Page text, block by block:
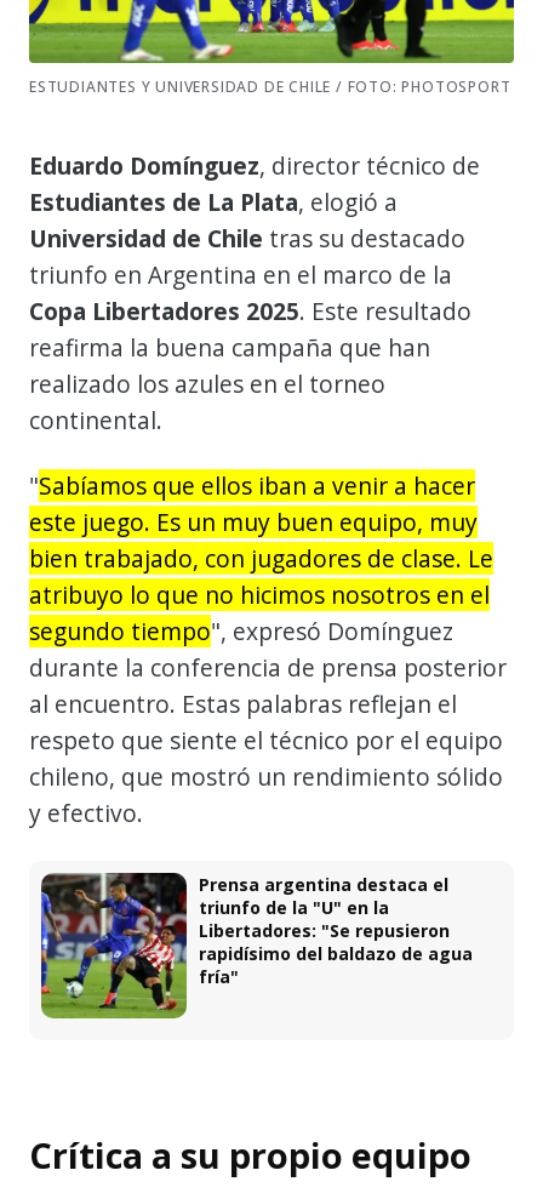
ESTUDIANTES Y UNIVERSIDAD DE CHILE / FOTO: PHOTOSPORT
Eduardo Domínguez, director técnico de
Estudiantes de La Plata, elogió a
Universidad de Chile tras su destacado
triunfo en Argentina en el marco de la
Copa Libertadores 2025. Este resultado
reafirma la buena campaña que han
realizado los azules en el torneo
continental.
"Sabíamos que ellos iban a venir a hacer
este juego. Es un muy buen equipo, muy
bien trabajado, con jugadores de clase. Le
atribuyo lo que no hicimos nosotros en el
segundo tiempo", expresó Domínguez
durante la conferencia de prensa posterior
al encuentro. Estas palabras reflejan el
respeto que siente el técnico por el equipo
chileno, que mostró un rendimiento sólido
y efectivo.
Prensa argentina destaca el
triunfo de la "U" en la
Libertadores: "Se repusieron
rapidísimo del baldazo de agua
fría"
Crítica a su propio equipo